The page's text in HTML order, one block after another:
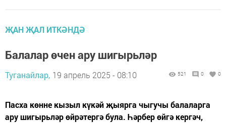
ҖАН ҖАЛ ИТКӘНДӘ
Балалар өчен ару шигырьләр
Туганайлар, 19 апрель 2025 - 08:10 521 0 0
Пасха көнне кызыл күкәй җыярга чыгучы балаларга
ару шигырьләр өйрәтергә була. Һәрбер өйгә кергәч,